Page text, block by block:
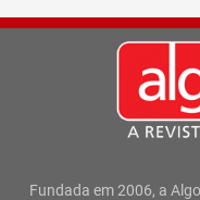
Fundada em 2006, a